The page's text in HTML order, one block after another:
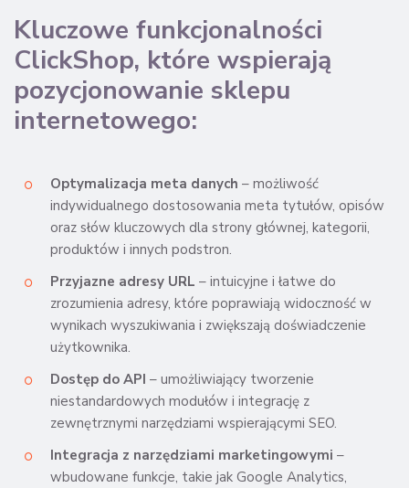
Kluczowe funkcjonalności
ClickShop, które wspierają
pozycjonowanie sklepu
internetowego:
Optymalizacja meta danych – możliwość
indywidualnego dostosowania meta tytułów, opisów
oraz słów kluczowych dla strony głównej, kategorii,
produktów i innych podstron.
Przyjazne adresy URL – intuicyjne i łatwe do
zrozumienia adresy, które poprawiają widoczność w
wynikach wyszukiwania i zwiększają doświadczenie
użytkownika.
Dostęp do API – umożliwiający tworzenie
niestandardowych modułów i integrację z
zewnętrznymi narzędziami wspierającymi SEO.
Integracja z narzędziami marketingowymi –
wbudowane funkcje, takie jak Google Analytics,